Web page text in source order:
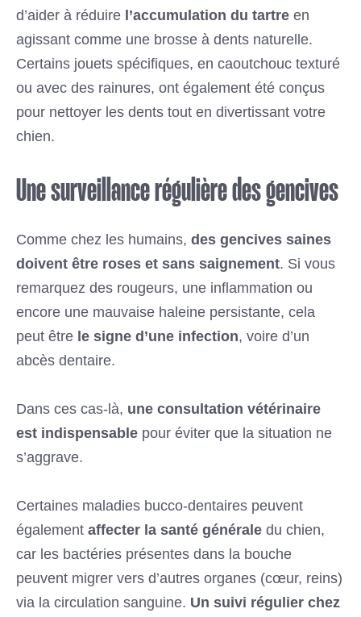
d’aider à réduire l’accumulation du tartre en
agissant comme une brosse à dents naturelle.
Certains jouets spécifiques, en caoutchouc texturé
ou avec des rainures, ont également été conçus
pour nettoyer les dents tout en divertissant votre
chien.
Une surveillance régulière des gencives
Comme chez les humains, des gencives saines
doivent être roses et sans saignement. Si vous
remarquez des rougeurs, une inflammation ou
encore une mauvaise haleine persistante, cela
peut être le signe d’une infection, voire d’un
abcès dentaire.
Dans ces cas-là, une consultation vétérinaire
est indispensable pour éviter que la situation ne
s’aggrave.
Certaines maladies bucco-dentaires peuvent
également affecter la santé générale du chien,
car les bactéries présentes dans la bouche
peuvent migrer vers d’autres organes (cœur, reins)
via la circulation sanguine. Un suivi régulier chez